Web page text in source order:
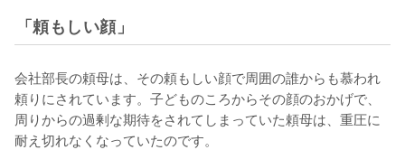
「頼もしい顔」
会社部長の頼母は、その頼もしい顔で周囲の誰からも慕われ
頼りにされています。子どものころからその顔のおかげで、
周りからの過剰な期待をされてしまっていた頼母は、重圧に
耐え切れなくなっていたのです。